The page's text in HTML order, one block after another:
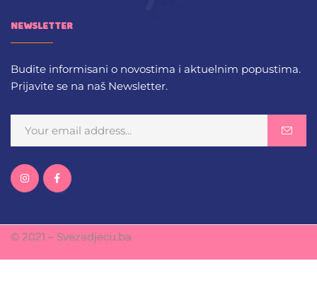
NEWSLETTER
Budite informisani o novostima i aktuelnim popustima.
Prijavite se na naš Newsletter.
© 2021 – Svezadjecu.ba